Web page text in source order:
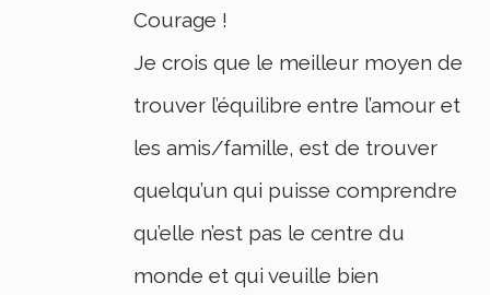
Courage !
Je crois que le meilleur moyen de
trouver l’équilibre entre l’amour et
les amis/famille, est de trouver
quelqu’un qui puisse comprendre
qu’elle n’est pas le centre du
monde et qui veuille bien